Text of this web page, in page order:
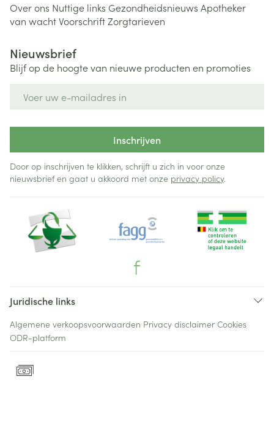
Over ons Nuttige links Gezondheidsnieuws Apotheker
van wachtVoorschriftZorgtarieven
Nieuwsbrief
Blijf op de hoogte van nieuwe producten en promoties
Inschrijven
Door op inschrijven te klikken, schrijft u zich in voor onze
nieuwsbrief en gaat u akkoord met onze privacy policy.
Juridische links
Algemene verkoopsvoorwaarden Privacy disclaimer Cookies
ODR-platform